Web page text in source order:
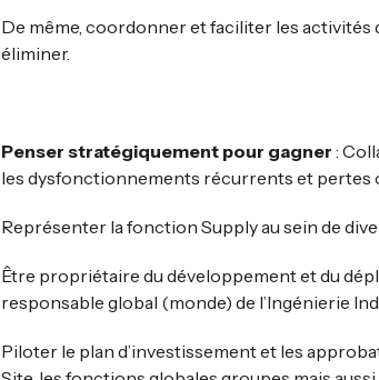
De même, coordonner et faciliter les
éliminer.
Penser stratégiquement pour gagner :
les dysfonctionnements récurrents et pertes
Représenter la fonction Supply au sein de
Être propriétaire du développement et du
responsable global (monde) de l’Ingénierie
Piloter le plan d’investissement et les